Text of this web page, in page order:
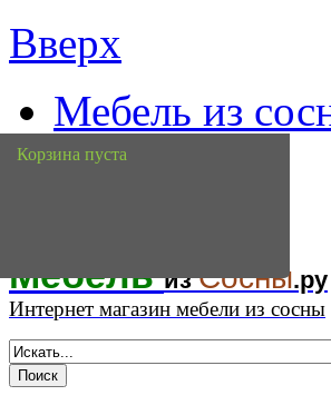
Вверх
Мебель из
доставка
МебельизСосны.ру
Интернет магазин мебели из сосны
Корзина пуста